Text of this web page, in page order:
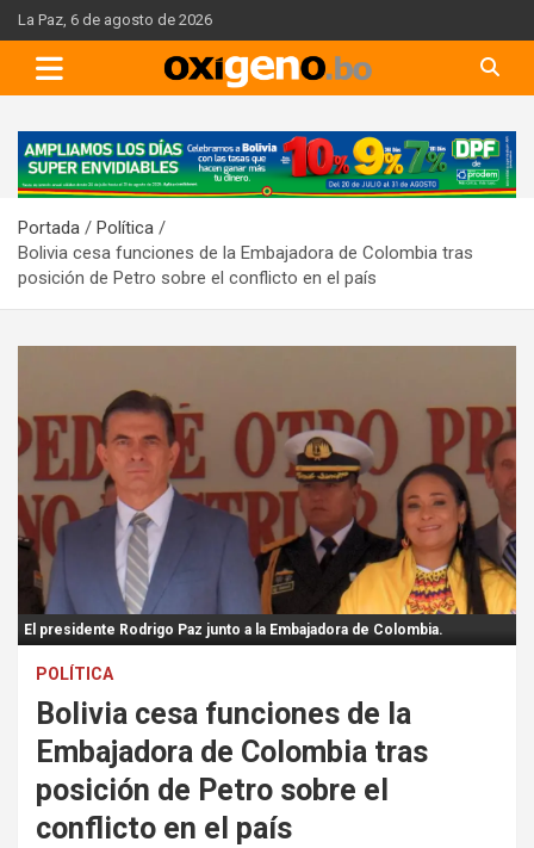
Skip
to
content
La Paz, 6 de agosto de 2026
A
d
e
r
t
m
n
t
:
Portada
Política
Bolivia cesa funciones de la Embajadora de Colombia tras
posición de Petro sobre el conflicto en el país
El presidente Rodrigo Paz junto a la Embajadora de Colombia.
POLÍTICA
Bolivia cesa funciones de la
Embajadora de Colombia tras
posición de Petro sobre el
conflicto en el país